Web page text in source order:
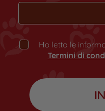
Ho letto le
Termini di